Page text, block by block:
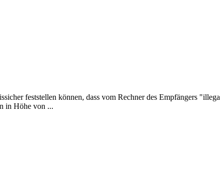
feststellen können, dass vom Rechner des Empfängers
in Höhe von ...